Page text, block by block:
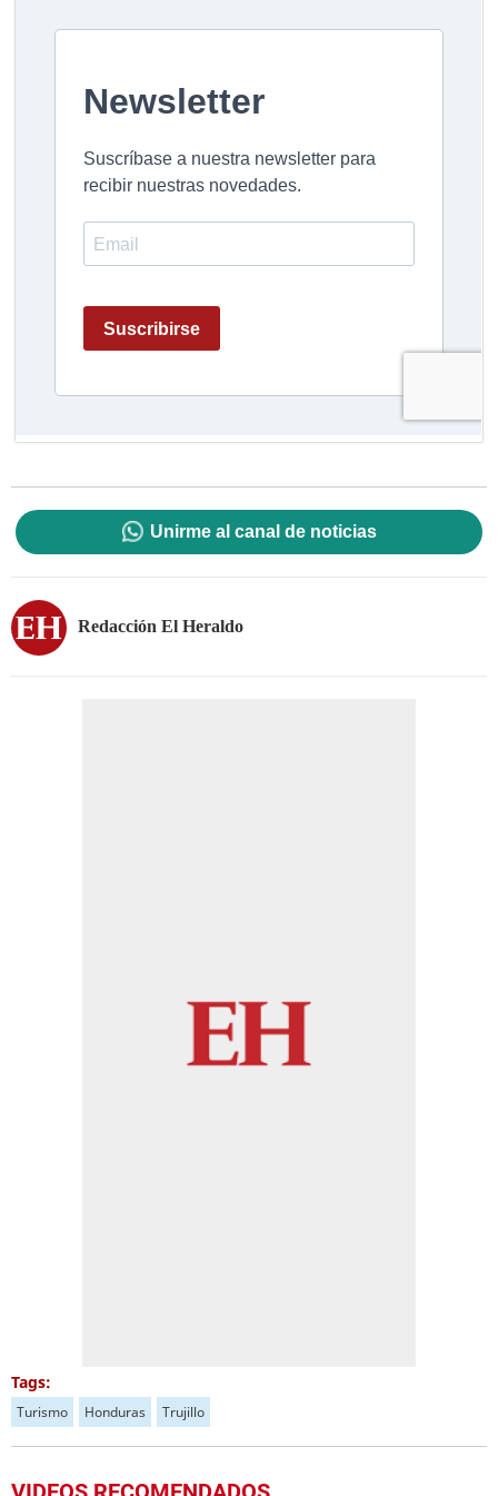
Unirme al canal de noticias
Redacción El Heraldo
Tags:
Turismo Honduras Trujillo